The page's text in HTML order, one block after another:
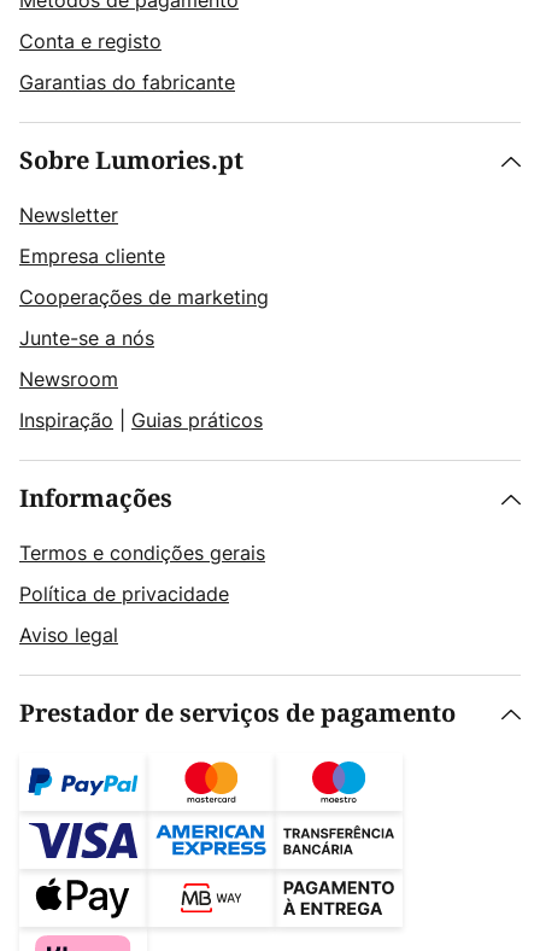
Conta e registo
Garantias do fabricante
Sobre Lumories.pt
Newsletter
Empresa cliente
Cooperações de marketing
Junte-se a nós
Newsroom
Inspiração
Guias práticos
Informações
Termos e condições gerais
Política de privacidade
Aviso legal
Prestador de serviços de pagamento